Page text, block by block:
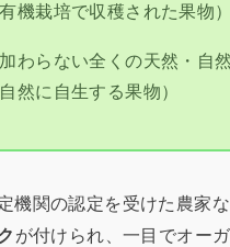
機栽培で収穫された果物）
わらない全くの天然・自
然に自生する果物）
機関の認定を受けた農家
が付けられ、一目でオー